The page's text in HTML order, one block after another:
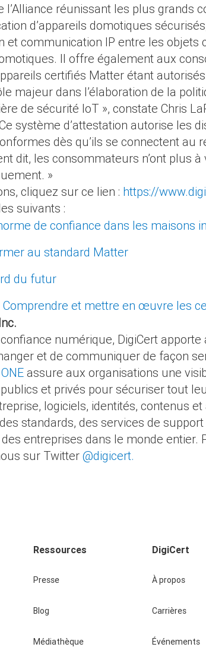
l’Alliance réunissant les plus
d’appareils domotiques
et communication IP entre les
Il offre également aux
certifiés Matter étant
majeur dans l’élaboration de la
de sécurité IoT », constate Chris
système d’attestation autorise les
dès qu’ils se connectent au
dit, les consommateurs n’ont plus
»
cliquez sur ce lien : https://
suivants :
de confiance dans les maisons
au standard Matter
du futur
et mettre en œuvre les
numérique, DigiCert
et de communiquer de façon
assure aux organisations une
et privés pour sécuriser tout
logiciels, identités, contenus
standards, des services de
entreprises dans le monde entier.
sur Twitter @digicert.
Ressources
Presse
Blog
Médiathèque
DigiCert
À propos
Carrières
Événements